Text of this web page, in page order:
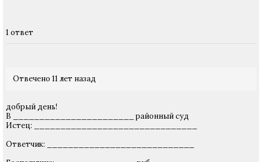
1 ответ
Отвечено 11 лет назад
добрый день!
В _______________________ районный суд
Истец: _______________________________
Ответчик: ____________________________